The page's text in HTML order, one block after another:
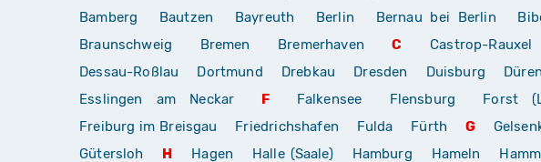
Bamberg
Bautzen Bayreuth Berlin Bernau bei Berlin
Braunschweig
Bremen Bremerhaven C Castrop-Rauxel
Dessau-Roßlau
Dortmund Drebkau Dresden Duisburg Düren
Esslingen am Neckar
F Falkensee Flensburg Forst
Freiburg im Breisgau
Friedrichshafen Fulda Fürth G
Gütersloh
H Hagen Halle (Saale) Hamburg Hameln Hamm